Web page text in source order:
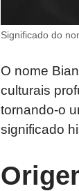
Significado do
O nome
culturais
tornando-o
significado